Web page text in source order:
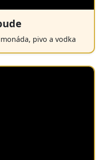
pivo a vodka